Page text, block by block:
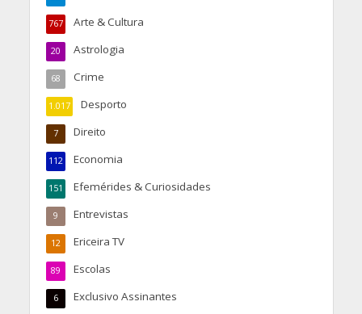
Arte & Cultura
767
Astrologia
20
Crime
68
Desporto
1.017
Direito
7
Economia
112
Efemérides & Curiosidades
151
Entrevistas
9
Ericeira TV
12
Escolas
89
Exclusivo Assinantes
6